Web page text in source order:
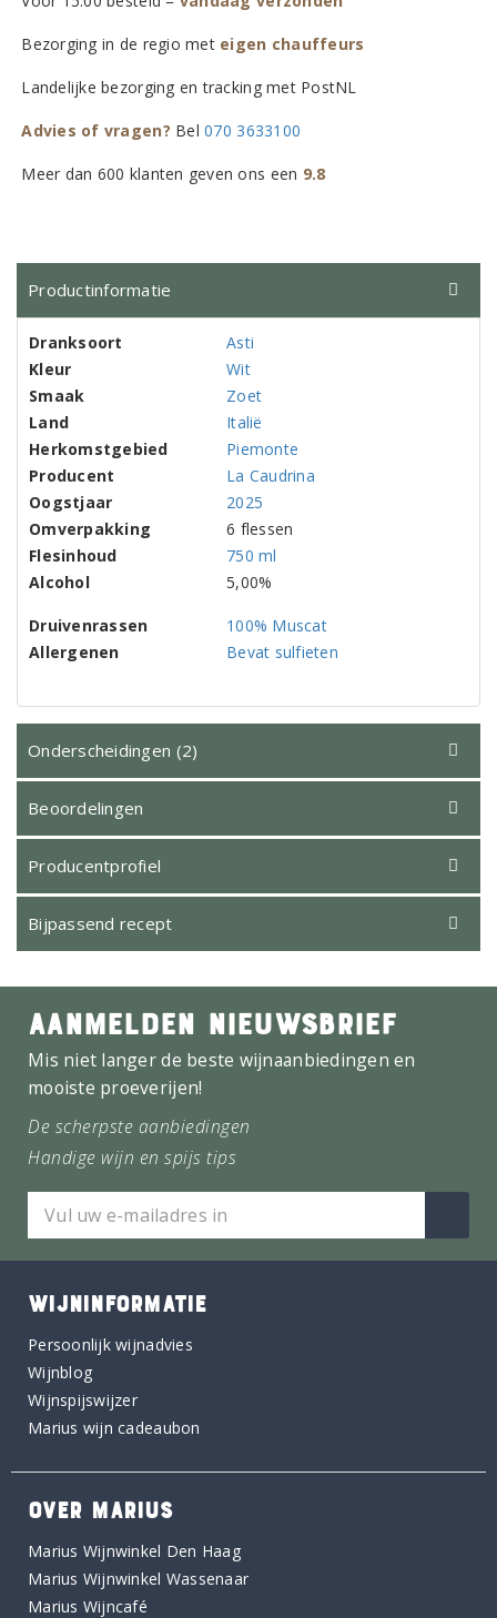
Bezorging in de regio met eigen chauffeurs
Landelijke bezorging en tracking met PostNL
Advies of vragen? Bel070 3633100
Meer dan 600 klanten geven ons een 9.8
Productinformatie
Dranksoort
Asti
Kleur
Wit
Smaak
Zoet
Land
Italië
Herkomstgebied
Piemonte
Producent
La Caudrina
Oogstjaar
2025
Omverpakking
6 flessen
Flesinhoud
750 ml
Alcohol
5,00%
Druivenrassen
100% Muscat
Allergenen
Bevat sulfieten
Onderscheidingen (2)
Beoordelingen
Producentprofiel
Bijpassend recept
AANMELDEN NIEUWSBRIEF
Mis niet langer de beste wijnaanbiedingen en
mooiste proeverijen!
De scherpste aanbiedingen
Handige wijn en spijs tips
WIJNINFORMATIE
Persoonlijk wijnadvies
Wijnblog
Wijnspijswijzer
Marius wijn cadeaubon
OVER MARIUS
Marius Wijnwinkel Den Haag
Marius Wijnwinkel Wassenaar
Marius Wijncafé